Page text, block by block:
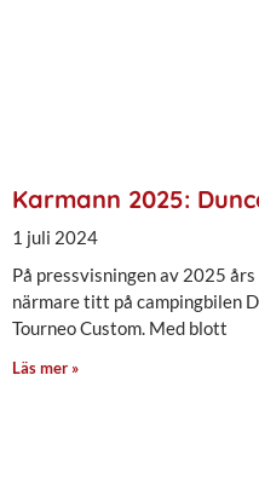
Karmann 2025:
1 juli 2024
På pressvisningen av 2025
närmare titt på campingbilen
Tourneo Custom. Med blott
Läs mer »